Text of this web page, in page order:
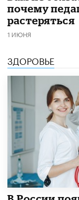
почему
растеряться
1 ИЮНЯ
ЗДОРОВЬЕ